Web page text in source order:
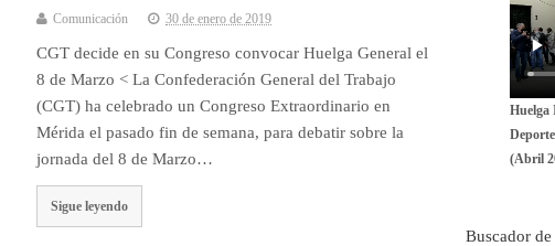
Comunicación 30 de enero de 2019
CGT decide en su Congreso convocar Huelga General el
8 de Marzo < La Confederación General del Trabajo
(CGT) ha celebrado un Congreso Extraordinario en
Mérida el pasado fin de semana, para debatir sobre la
jornada del 8 de Marzo…
Sigue leyendo
Huelga
(Abril
Buscador